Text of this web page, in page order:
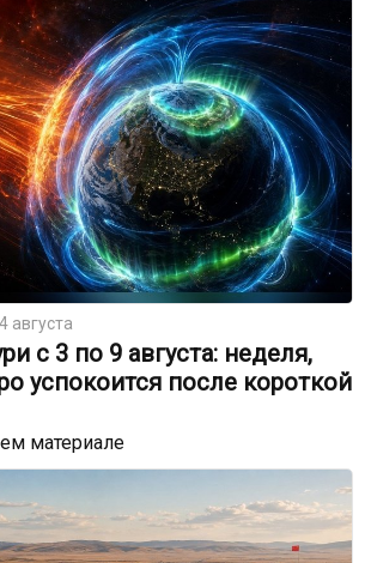
августа
с 3 по 9 августа: неделя,
успокоится после короткой
материале